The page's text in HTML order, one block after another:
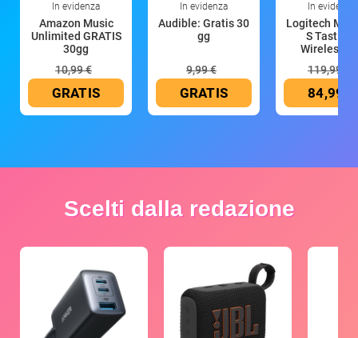
In evidenza
Amazon Music
Unlimited GRATIS
30gg
10,99 €
GRATIS
In evidenza
Audible: Gratis 30
gg
9,99 €
GRATIS
In evidenza
Logitech MX
S Tastiera
Wireless
119,99 €
84,99 €
Scelti dalla redazione